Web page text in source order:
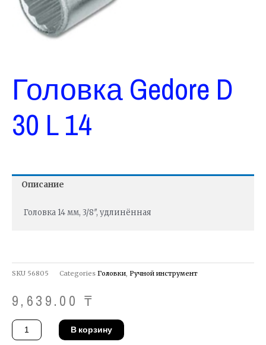
Головка Gedore D
30 L 14
Описание
Головка 14 мм, 3/8″, удлинённая
SKU 56805 Categories Головки Ручной инструмент
9,639.00 ₸
Количество
товара
Головка
В корзину